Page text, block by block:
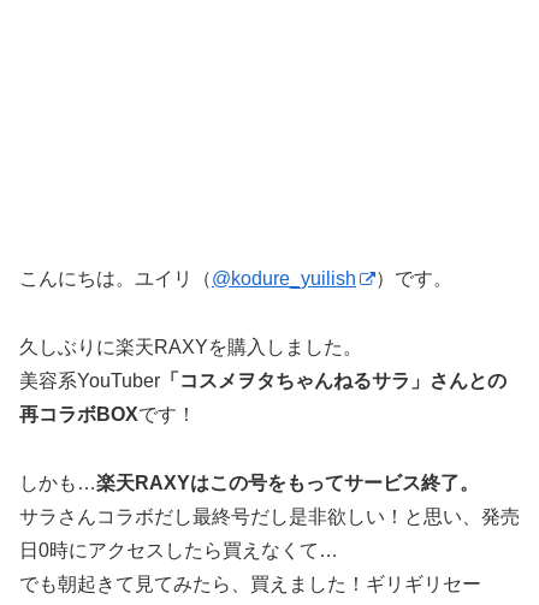
こんにちは。ユイリ（@kodure_yuilish ）です。
久しぶりに楽天RAXYを購入しました。
美容系YouTuber 「コスメヲタちゃんねるサラ」さんとの
再コラボBOXです！
しかも…楽天RAXYはこの号をもってサービス終了。
サラさんコラボだし最終号だし是非欲しい！と思い、発売
日0時にアクセスしたら買えなくて…
でも朝起きて見てみたら、買えました！ギリギリセー